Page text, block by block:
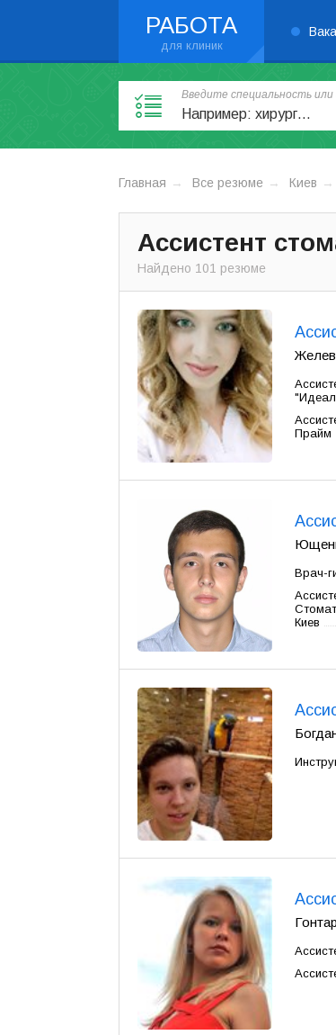
РАБОТА
Введите специальность
Главная Все резюме Киев
Ассистент
Найдено 101 резюме
Прайм
Врач-
Киев